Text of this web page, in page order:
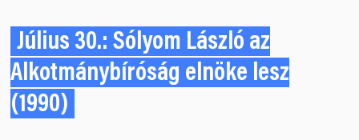
Július 30.: Sólyom László az
Alkotmánybíróság elnöke lesz
(1990)